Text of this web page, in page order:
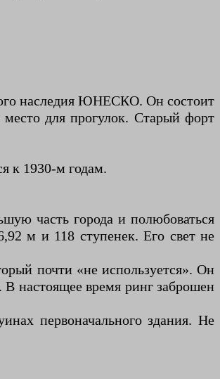
наследия ЮНЕСКО. Он состоит
для прогулок. Старый форт
к 1930-м годам.
часть города и полюбоваться
м и 118 ступенек. Его свет не
почти «не используется». Он
В настоящее время ринг заброшен
первоначального здания. Не